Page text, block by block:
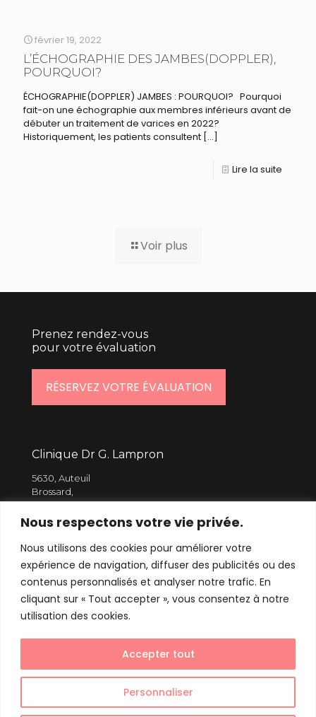
Nous respectons votre vie privée.
Nous utilisons des cookies pour améliorer votre
expérience de navigation, diffuser des publicités ou des
contenus personnalisés et analyser notre trafic. En
cliquant sur « Tout accepter », vous consentez à notre
utilisation des cookies.
Personnaliser
Accepter tout
février 19, 2022
L’ÉCHOGRAPHIE DES JAMBES(DOPPLER),
POURQUOI?
ÉCHOGRAPHIE(DOPPLER) JAMBES : POURQUOI? Pourquoi
fait-on une échographie aux membres inférieurs avant de
débuter un traitement de varices en 2022?
Historiquement, les patients consultent […]
Lire la suite
Voir plus
Prenez rendez-vous
pour votre évaluation
RÉSERVEZ VOTRE ÉVALUATION
Clinique Dr G. Lampron
5630, Auteuil
Brossard,
J4Z 1M4
514 910.8367
info@varice.ca
Clinique Dre G. Lampron - Varice et médecine
esthétique || Design webMagentamedia.ca
Politique de confidentialité